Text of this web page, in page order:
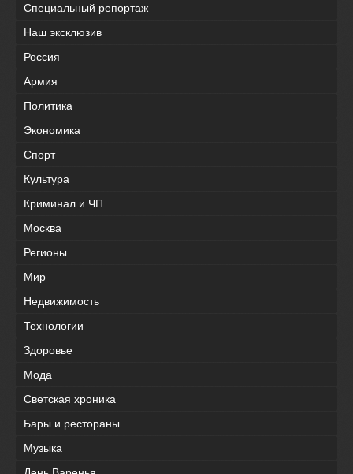
Специальный репортаж
Наш эксклюзив
Россия
Армия
Политика
Экономика
Спорт
Культура
Криминал и ЧП
Москва
Регионы
Мир
Недвижимость
Технологии
Здоровье
Мода
Светская хроника
Бары и рестораны
Музыка